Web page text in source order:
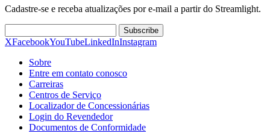
Cadastre-se e receba atualizações por e-mail a partir do Streamlight.
Subscribe
XFacebookYouTubeLinkedInInstagram
Sobre
Entre em contato conosco
Carreiras
Centros de Serviço
Localizador de Concessionárias
Login do Revendedor
Documentos de Conformidade